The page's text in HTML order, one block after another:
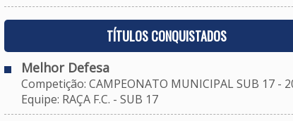
TÍTULOS CONQUISTADOS
Melhor Defesa
Competição: CAMPEONATO MUNICIPAL SUB 17 -
Equipe: RAÇA F.C. - SUB 17